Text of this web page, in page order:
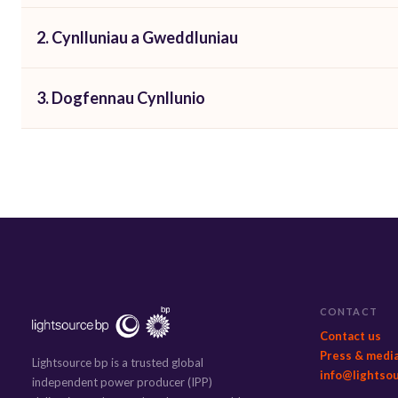
2. Cynlluniau a Gweddluniau
3. Dogfennau Cynllunio
Lightsource bp is a trusted global
independent power producer (IPP)
CONTACT
Contact us
Press &